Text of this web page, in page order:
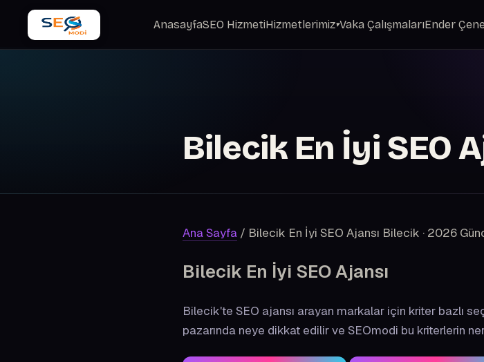
AnasayfaSEO HizmetiHizmetlerimiz▾Vaka ÇalışmalarıEnder
Bilecik En İyi SEO
Ana Sayfa / Bilecik En İyi SEO Ajansı Bilecik · 2026
Bilecik En İyi SEO Ajansı
Bilecik'te SEO ajansı arayan markalar için kriter bazlı
pazarında neye dikkat edilir ve SEOmodi bu kriterlerin